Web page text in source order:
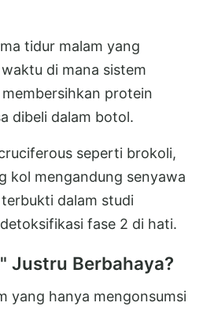
tidur malam yang
di mana sistem
protein
dibeli dalam botol.
seperti brokoli,
kol mengandung senyawa
dalam studi
fase 2 di hati.
Justru Berbahaya?
yang hanya mengonsumsi